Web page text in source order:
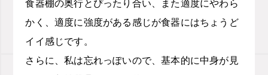
食器棚の奥行とぴったり合い、また適度にやわら
かく、適度に強度がある感じが食器にはちょうど
イイ感じです。
さらに、私は忘れっぽいので、基本的に中身が見